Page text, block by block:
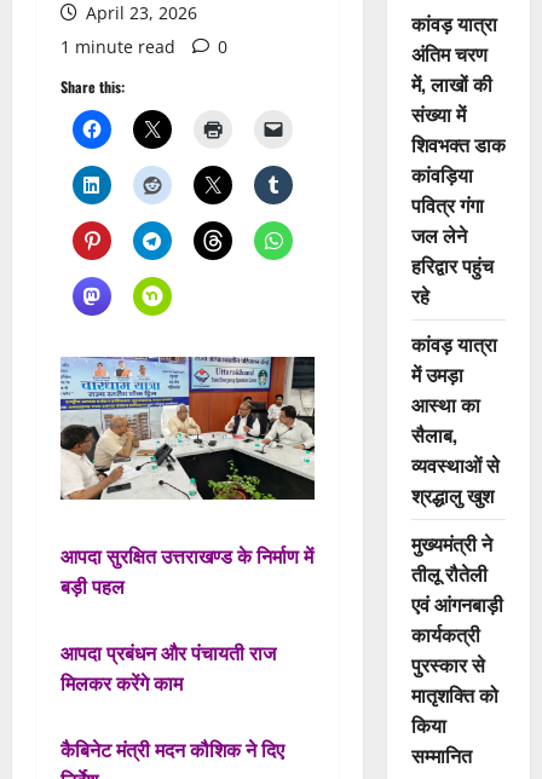
April 23, 2026
1 minute read
0
Share this:
आपदा सुरक्षित उत्तराखण्ड के निर्माण में
बड़ी पहल
आपदा प्रबंधन और पंचायती राज
मिलकर करेंगे काम
कैबिनेट मंत्री मदन कौशिक ने दिए
कांवड़ यात्रा
अंतिम चरण
में, लाखों की
संख्या में
शिवभक्त डाक
कांवड़िया
पवित्र गंगा
जल लेने
हरिद्वार पहुंच
रहे
कांवड़ यात्रा
में उमड़ा
आस्था का
सैलाब,
व्यवस्थाओं से
श्रद्धालु खुश
मुख्यमंत्री ने
तीलू रौतेली
एवं आंगनबाड़ी
कार्यकत्री
पुरस्कार से
मातृशक्ति को
किया
सम्मानित